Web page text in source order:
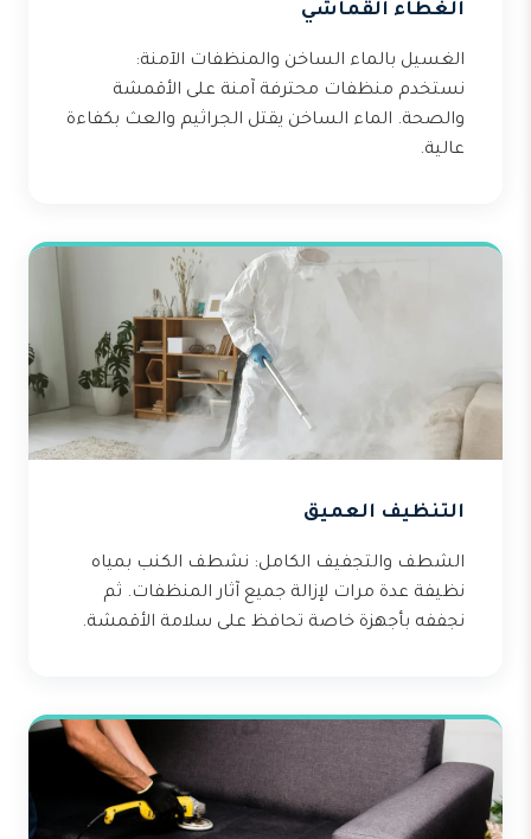
الغطاء القماشي
الغسيل بالماء الساخن والمنظفات الآمنة:
نستخدم منظفات محترفة آمنة على الأقمشة
والصحة. الماء الساخن يقتل الجراثيم والعث بكفاءة
عالية.
التنظيف العميق
الشطف والتجفيف الكامل: نشطف الكنب بمياه
نظيفة عدة مرات لإزالة جميع آثار المنظفات. ثم
نجففه بأجهزة خاصة تحافظ على سلامة الأقمشة.